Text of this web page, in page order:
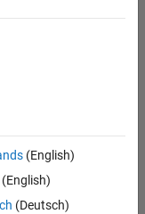
(English)
(Deutsch)